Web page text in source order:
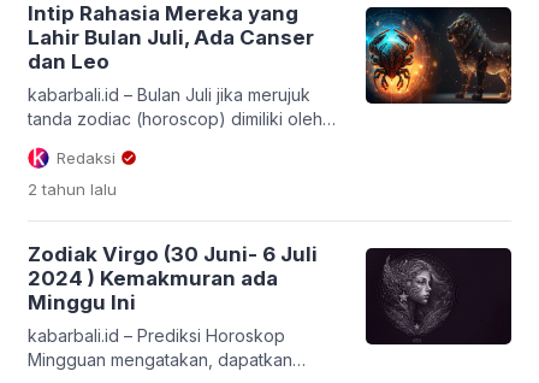
melakukan sesuatu? Anda mungkin
berasumsi bahwa semua orang yang
sensitif adalah introvert, tetapi ada
banyak orang yang mudah bergaul dan
sensitif. Mereka […]
Intip Rahasia Mereka yang
Lahir Bulan Juli, Ada Canser
dan Leo
kabarbali.id – Bulan Juli jika merujuk
tanda zodiac (horoscop) dimiliki oleh
orang kelahiran di bulan Juli. Dan
mereka adalah Canser dan Leo.
Dengan karakteristik, kelebihan, dan
kabarbali ada berzodiak dan berulang
tahun bulan ini ? Zodiak bulan Juli
memiliki beberapa aspek penting yang
perlu diketahui, […]
Redaksi
2 tahun lalu
Zodiak Virgo (30 Juni- 6 Juli
2024 ) Kemakmuran ada
Minggu Ini
kabarbali.id – Prediksi Horoskop
Mingguan mengatakan, dapatkan